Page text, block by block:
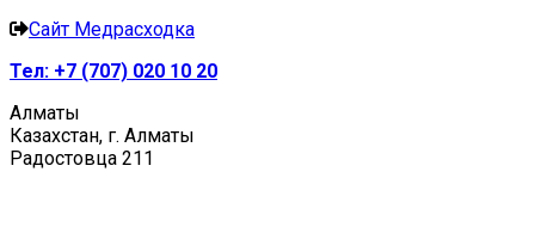
Сайт Медрасходка
Тел: +7 (707) 020 10 20
Алматы
Казахстан, г. Алматы
Радостовца 211